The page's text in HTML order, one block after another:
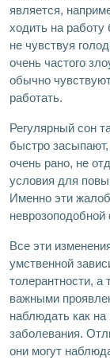
является,
ходить на работу
не чувствуя
очень частого
обычно
работать.
Регулярный сон
быстро
очень рано, не
условия для
Именно эти
неврозоподобной
Все эти
умственной
толерантности, а
важными
наблюдать как на
заболевания.
они могут